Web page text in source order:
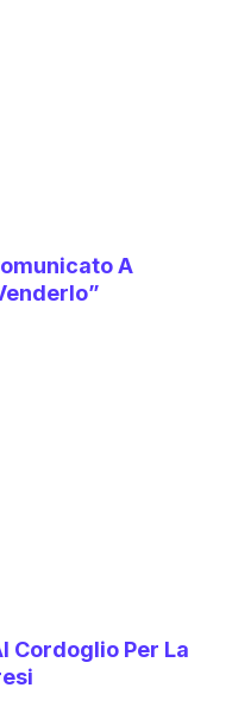
A
Cordoglio Per La